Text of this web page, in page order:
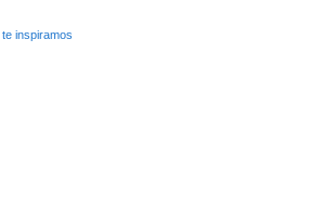
te inspiramos